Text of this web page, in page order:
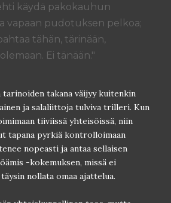
käydä pakokauhun
vapaan pudotuksen pelkoa;
tähän, tärinään,
Ei tänään."
takana väijyy kuitenkin
ja salaliittoja tulviva trilleri. Kun
tiiviissä yhteisöissä, niin
tapana pyrkiä kontrolloimaan
nopeasti ja antaa sellaisen
-kokemuksen, missä ei
nollata omaa ajattelua.